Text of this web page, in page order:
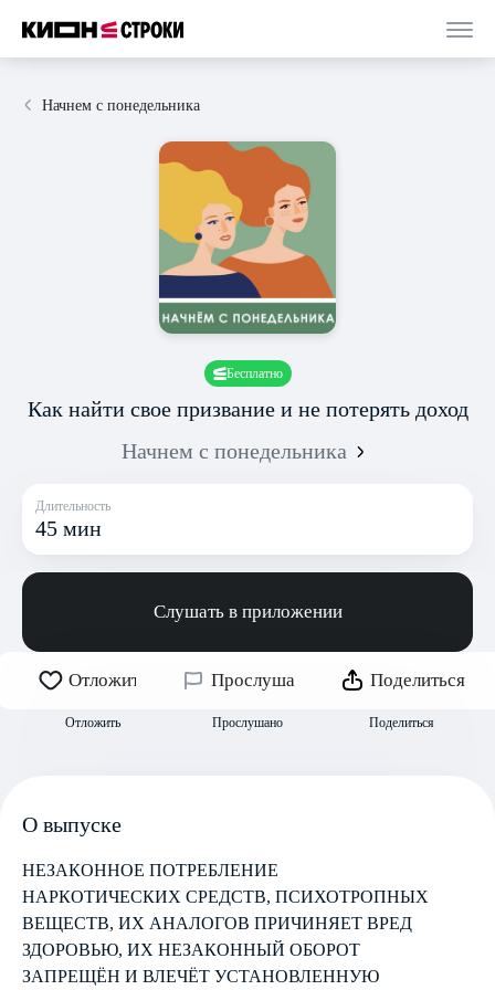
Начнем с понедельника
Бесплатно
Как найти свое призвание и не потерять доход
Начнем с понедельника
Длительность
45 мин
Слушать в приложении
Отложить
Отложить
Прослушано
Прослушано
Поделиться
Поделиться
О выпуске
НЕЗАКОННОЕ ПОТРЕБЛЕНИЕ
НАРКОТИЧЕСКИХ СРЕДСТВ, ПСИХОТРОПНЫХ
ВЕЩЕСТВ, ИХ АНАЛОГОВ ПРИЧИНЯЕТ ВРЕД
ЗДОРОВЬЮ, ИХ НЕЗАКОННЫЙ ОБОРОТ
ЗАПРЕЩЁН И ВЛЕЧЁТ УСТАНОВЛЕННУЮ